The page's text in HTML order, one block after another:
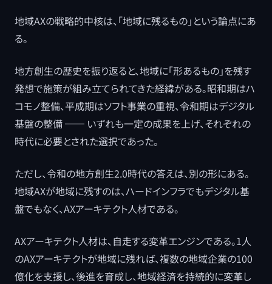
地域AXの戦略的中核は、「地域に残るもの」という論点にあ
る。
地方創生の歴史を振り返ると、地域に「形あるもの」を残す
発想で施策が組み立てられてきた経緯がある。昭和期はハ
コモノ整備、平成期はソフト事業の重視、令和期はデジタル
基盤の整備 ── いずれも一定の成果を上げ、それぞれの
時代に必要とされた選択であった。
ただし、令和の地方創生2.0時代の答えは、別の形にある。
地域AXが地域に残すのは、ハードインフラでもデジタル基
盤でもなく、AXアーキテクト人材である。
AXアーキテクト人材は、自走する変革エンジンである。1人
のAXアーキテクトが地域に残れば、複数の地域企業の100
億化を支援し、後進を育成し、地域経済を持続的に変革し